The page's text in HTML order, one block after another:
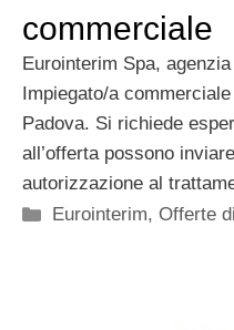
commerciale
Eurointerim Spa,
Impiegato/a
Padova. Si richiede
all’offerta possono
autorizzazione al
Categorie
Eurointerim,Offerte